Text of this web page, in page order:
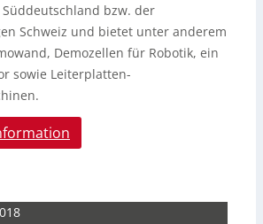
bzw. der
Schweiz und bietet unter anderem
Demozellen für Robotik, ein
sowie Leiterplatten-